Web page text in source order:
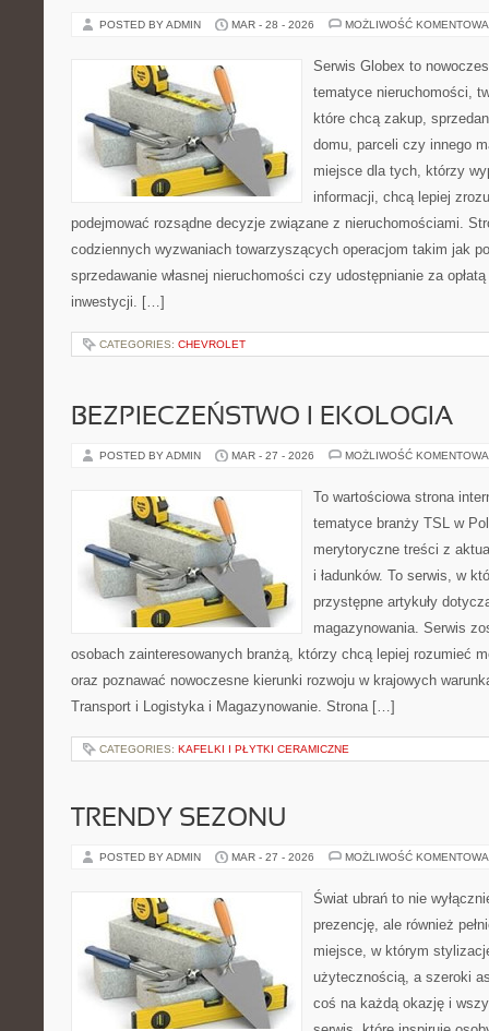
POSTED BY ADMIN MAR - 28 - 2026 MOŻLIWOŚĆ
Serwis Globex to
tematyce nieruchomości,
które chcą zakup,
domu, parceli czy innego
miejsce dla tych, którzy
informacji, chcą lepiej
podejmować rozsądne decyzje związane z nieruchomościami.
codziennych wyzwaniach towarzyszących operacjom takim jak
sprzedawanie własnej nieruchomości czy udostępnianie za
inwestycji. […]
CATEGORIES: CHEVROLET
BEZPIECZEŃSTWO I EKOLOGIA
POSTED BY ADMIN MAR - 27 - 2026 MOŻLIWOŚĆ
To wartościowa strona
tematyce branży TSL w
merytoryczne treści z
i ładunków. To serwis, w
przystępne artykuły
magazynowania. Serwis
osobach zainteresowanych branżą, którzy chcą lepiej rozumieć
oraz poznawać nowoczesne kierunki rozwoju w krajowych
Transport i Logistyka i Magazynowanie. Strona […]
CATEGORIES: KAFELKI I PŁYTKI CERAMICZNE
TRENDY SEZONU
POSTED BY ADMIN MAR - 27 - 2026 MOŻLIWOŚĆ
Świat ubrań to nie
prezencję, ale również
miejsce, w którym
użytecznością, a szeroki
coś na każdą okazję i